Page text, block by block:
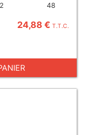
48
24,88 €T.T.C.